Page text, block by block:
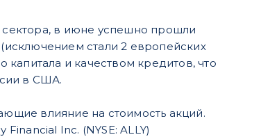
сектора, в июне успешно прошли
стали 2 европейских
и качеством кредитов, что
в США.
влияние на стоимость акций.
Inc. (NYSE: ALLY)